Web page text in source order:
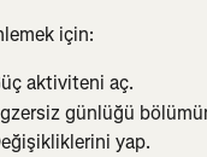
için:
aktiviteni aç.
günlüğü
yap.